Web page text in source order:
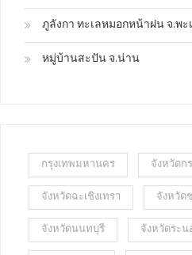
ภูลังกา ทะเลหมอกหน้าฝน จ.พะ
หมู่บ้านสะปัน จ.น่าน
กรุงเทพมหานคร จังหวัดก
จังหวัดฉะเชิงเทรา จังหวัด
จังหวัดนนทบุรี จังหวัดระน